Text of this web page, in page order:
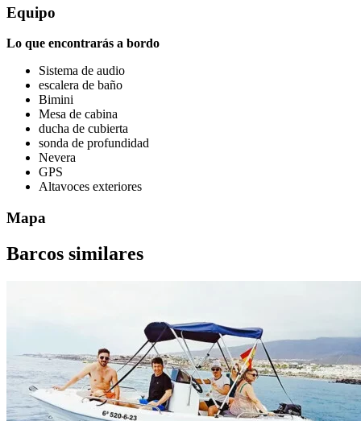
Equipo
Lo que encontrarás a bordo
Sistema de audio
escalera de baño
Bimini
Mesa de cabina
ducha de cubierta
sonda de profundidad
Nevera
GPS
Altavoces exteriores
Mapa
Barcos similares